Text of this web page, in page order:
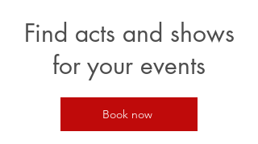
Find acts and shows
for your events
Book now